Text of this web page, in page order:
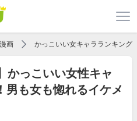
画 かっこいい女キャラランキング
かっこいい女性キャ
男も女も惚れるイケメ